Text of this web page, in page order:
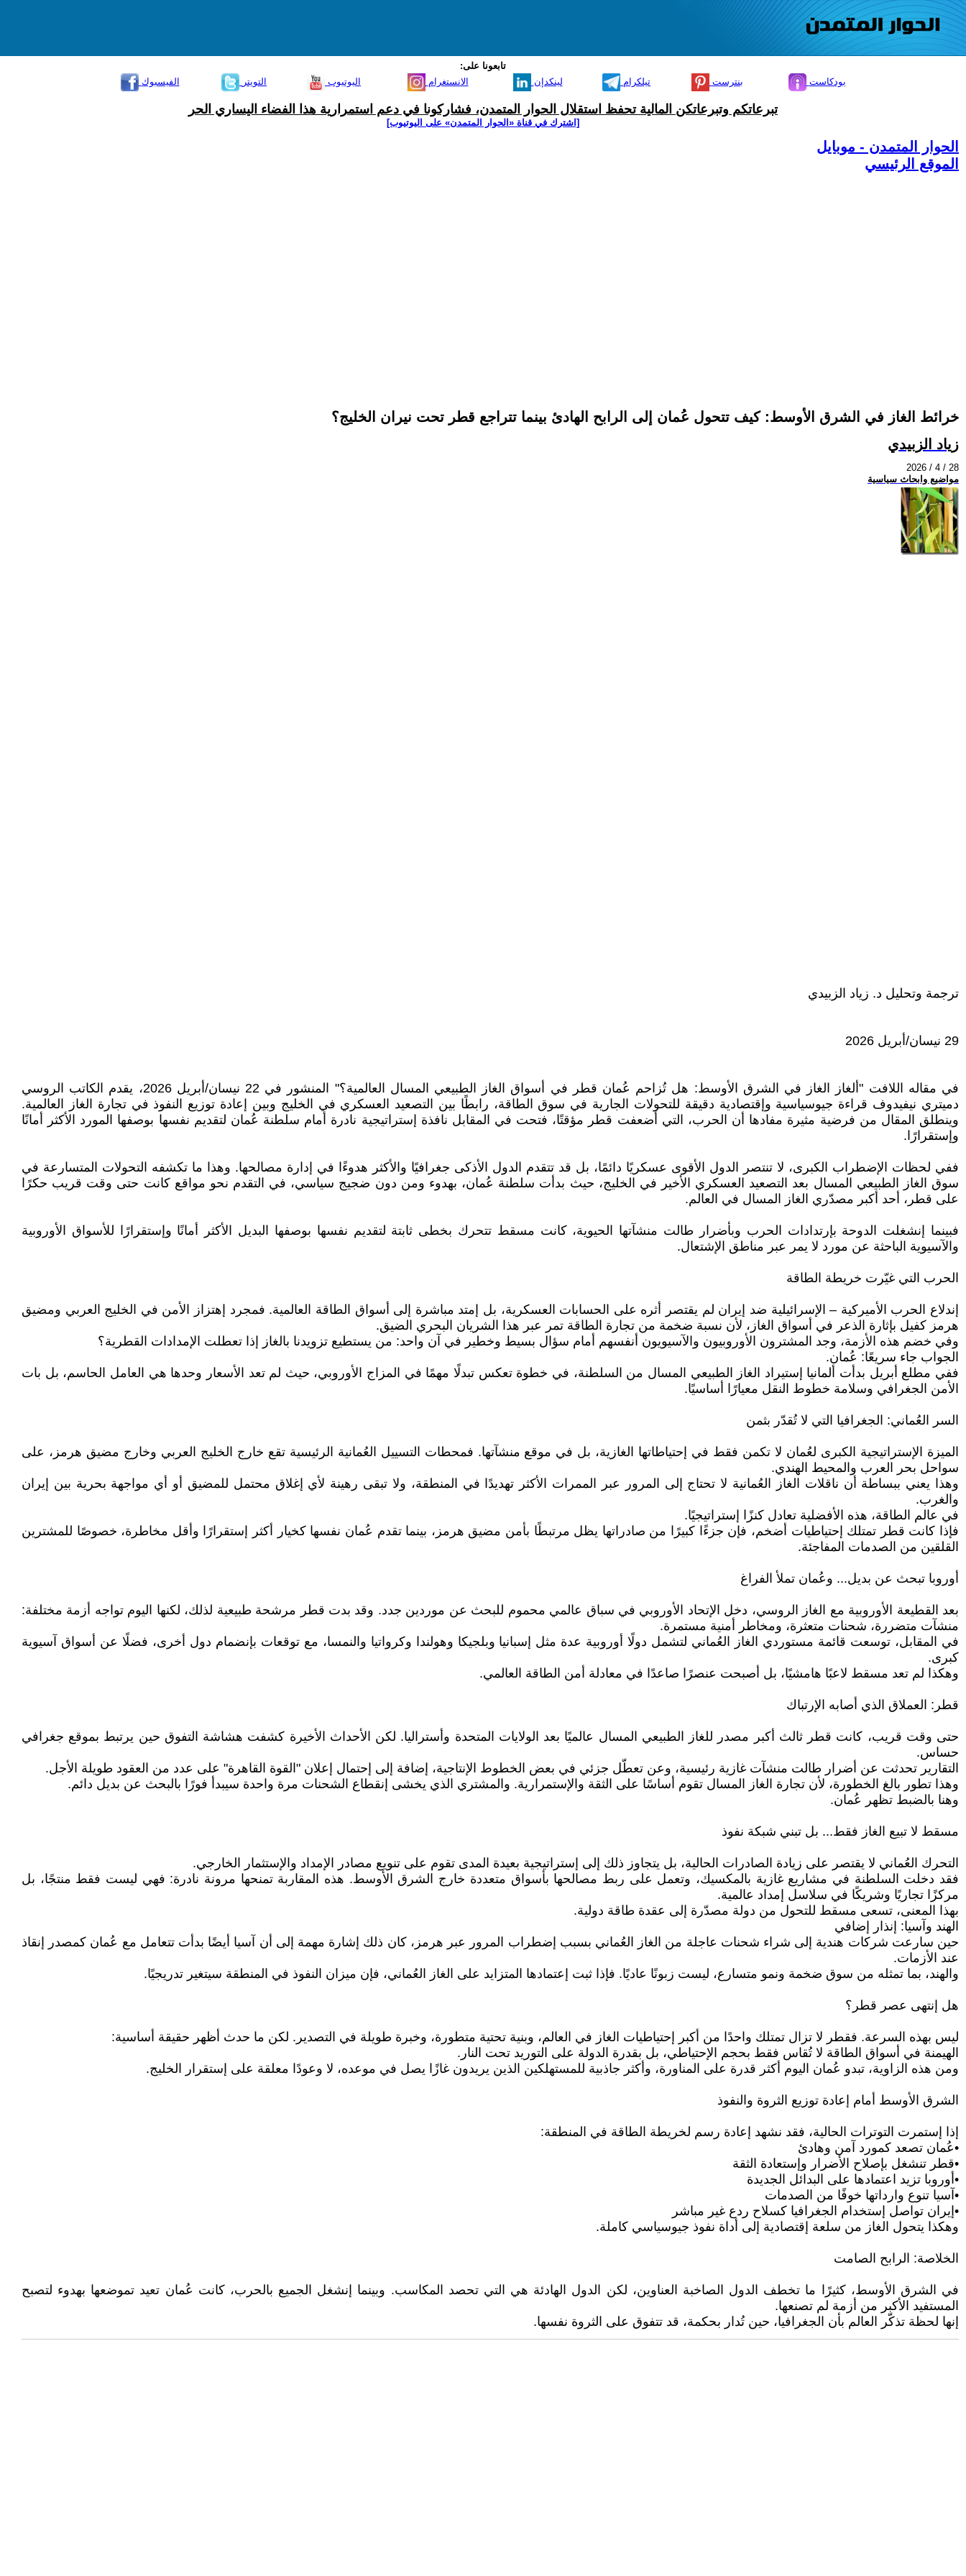
تابعونا على:
الفيسبوك
التويتر اليوتيوب الانستغرام لينكدإن تيلكرام بنترست بودكاست
تبرعاتكم وتبرعاتكن المالية تحفظ استقلال الحوار المتمدن، فشاركونا في دعم استمرارية هذا الفضاء اليساري الحر
[اشترك في قناة ‫«الحوار المتمدن» على اليوتيوب]
الحوار المتمدن - موبايل
الموقع الرئيسي
خرائط الغاز في الشرق الأوسط: كيف تتحول عُمان إلى الرابح الهادئ بينما تتراجع قطر تحت نيران الخليج؟
زياد الزبيدي
2026 / 4 / 28
مواضيع وابحاث سياسية
ترجمة وتحليل د. زياد الزبيدي
29 نيسان/أبريل 2026
في مقاله اللافت "ألغاز الغاز في الشرق الأوسط: هل تُزاحم عُمان قطر في أسواق الغاز الطبيعي المسال العالمية؟" المنشور في 22 نيسان/أبريل 2026، يقدم الكاتب الروسي
دميتري نيفيدوف قراءة جيوسياسية وإقتصادية دقيقة للتحولات الجارية في سوق الطاقة، رابطًا بين التصعيد العسكري في الخليج وبين إعادة توزيع النفوذ في تجارة الغاز العالمية.
وينطلق المقال من فرضية مثيرة مفادها أن الحرب، التي أضعفت قطر مؤقتًا، فتحت في المقابل نافذة إستراتيجية نادرة أمام سلطنة عُمان لتقديم نفسها بوصفها المورد الأكثر أمانًا
وإستقرارًا.
ففي لحظات الإضطراب الكبرى، لا تنتصر الدول الأقوى عسكريًا دائمًا، بل قد تتقدم الدول الأذكى جغرافيًا والأكثر هدوءًا في إدارة مصالحها. وهذا ما تكشفه التحولات المتسارعة في
سوق الغاز الطبيعي المسال بعد التصعيد العسكري الأخير في الخليج، حيث بدأت سلطنة عُمان، بهدوء ومن دون ضجيج سياسي، في التقدم نحو مواقع كانت حتى وقت قريب حكرًا
على قطر، أحد أكبر مصدّري الغاز المسال في العالم.
فبينما إنشغلت الدوحة بإرتدادات الحرب وبأضرار طالت منشآتها الحيوية، كانت مسقط تتحرك بخطى ثابتة لتقديم نفسها بوصفها البديل الأكثر أمانًا وإستقرارًا للأسواق الأوروبية
والآسيوية الباحثة عن مورد لا يمر عبر مناطق الإشتعال.
الحرب التي غيّرت خريطة الطاقة
إندلاع الحرب الأميركية – الإسرائيلية ضد إيران لم يقتصر أثره على الحسابات العسكرية، بل إمتد مباشرة إلى أسواق الطاقة العالمية. فمجرد إهتزاز الأمن في الخليج العربي ومضيق
هرمز كفيل بإثارة الذعر في أسواق الغاز، لأن نسبة ضخمة من تجارة الطاقة تمر عبر هذا الشريان البحري الضيق.
وفي خضم هذه الأزمة، وجد المشترون الأوروبيون والآسيويون أنفسهم أمام سؤال بسيط وخطير في آن واحد: من يستطيع تزويدنا بالغاز إذا تعطلت الإمدادات القطرية؟
الجواب جاء سريعًا: عُمان.
ففي مطلع أبريل بدأت ألمانيا إستيراد الغاز الطبيعي المسال من السلطنة، في خطوة تعكس تبدلًا مهمًا في المزاج الأوروبي، حيث لم تعد الأسعار وحدها هي العامل الحاسم، بل بات
الأمن الجغرافي وسلامة خطوط النقل معيارًا أساسيًا.
السر العُماني: الجغرافيا التي لا تُقدّر بثمن
الميزة الإستراتيجية الكبرى لعُمان لا تكمن فقط في إحتياطاتها الغازية، بل في موقع منشآتها. فمحطات التسييل العُمانية الرئيسية تقع خارج الخليج العربي وخارج مضيق هرمز، على
سواحل بحر العرب والمحيط الهندي.
وهذا يعني ببساطة أن ناقلات الغاز العُمانية لا تحتاج إلى المرور عبر الممرات الأكثر تهديدًا في المنطقة، ولا تبقى رهينة لأي إغلاق محتمل للمضيق أو أي مواجهة بحرية بين إيران
والغرب.
في عالم الطاقة، هذه الأفضلية تعادل كنزًا إستراتيجيًا.
فإذا كانت قطر تمتلك إحتياطيات أضخم، فإن جزءًا كبيرًا من صادراتها يظل مرتبطًا بأمن مضيق هرمز، بينما تقدم عُمان نفسها كخيار أكثر إستقرارًا وأقل مخاطرة، خصوصًا للمشترين
القلقين من الصدمات المفاجئة.
أوروبا تبحث عن بديل... وعُمان تملأ الفراغ
بعد القطيعة الأوروبية مع الغاز الروسي، دخل الإتحاد الأوروبي في سباق عالمي محموم للبحث عن موردين جدد. وقد بدت قطر مرشحة طبيعية لذلك، لكنها اليوم تواجه أزمة مختلفة:
منشآت متضررة، شحنات متعثرة، ومخاطر أمنية مستمرة.
في المقابل، توسعت قائمة مستوردي الغاز العُماني لتشمل دولًا أوروبية عدة مثل إسبانيا وبلجيكا وهولندا وكرواتيا والنمسا، مع توقعات بإنضمام دول أخرى، فضلًا عن أسواق آسيوية
كبرى.
وهكذا لم تعد مسقط لاعبًا هامشيًا، بل أصبحت عنصرًا صاعدًا في معادلة أمن الطاقة العالمي.
قطر: العملاق الذي أصابه الإرتباك
حتى وقت قريب، كانت قطر ثالث أكبر مصدر للغاز الطبيعي المسال عالميًا بعد الولايات المتحدة وأستراليا. لكن الأحداث الأخيرة كشفت هشاشة التفوق حين يرتبط بموقع جغرافي
حساس.
التقارير تحدثت عن أضرار طالت منشآت غازية رئيسية، وعن تعطّل جزئي في بعض الخطوط الإنتاجية، إضافة إلى إحتمال إعلان "القوة القاهرة" على عدد من العقود طويلة الأجل.
وهذا تطور بالغ الخطورة، لأن تجارة الغاز المسال تقوم أساسًا على الثقة والإستمرارية. والمشتري الذي يخشى إنقطاع الشحنات مرة واحدة سيبدأ فورًا بالبحث عن بديل دائم.
وهنا بالضبط تظهر عُمان.
مسقط لا تبيع الغاز فقط... بل تبني شبكة نفوذ
التحرك العُماني لا يقتصر على زيادة الصادرات الحالية، بل يتجاوز ذلك إلى إستراتيجية بعيدة المدى تقوم على تنويع مصادر الإمداد والإستثمار الخارجي.
فقد دخلت السلطنة في مشاريع غازية بالمكسيك، وتعمل على ربط مصالحها بأسواق متعددة خارج الشرق الأوسط. هذه المقاربة تمنحها مرونة نادرة: فهي ليست فقط منتجًا، بل
مركزًا تجاريًا وشريكًا في سلاسل إمداد عالمية.
بهذا المعنى، تسعى مسقط للتحول من دولة مصدّرة إلى عقدة طاقة دولية.
الهند وآسيا: إنذار إضافي
حين سارعت شركات هندية إلى شراء شحنات عاجلة من الغاز العُماني بسبب إضطراب المرور عبر هرمز، كان ذلك إشارة مهمة إلى أن آسيا أيضًا بدأت تتعامل مع عُمان كمصدر إنقاذ
عند الأزمات.
والهند، بما تمثله من سوق ضخمة ونمو متسارع، ليست زبونًا عاديًا. فإذا ثبت إعتمادها المتزايد على الغاز العُماني، فإن ميزان النفوذ في المنطقة سيتغير تدريجيًا.
هل إنتهى عصر قطر؟
ليس بهذه السرعة. فقطر لا تزال تمتلك واحدًا من أكبر إحتياطيات الغاز في العالم، وبنية تحتية متطورة، وخبرة طويلة في التصدير. لكن ما حدث أظهر حقيقة أساسية:
الهيمنة في أسواق الطاقة لا تُقاس فقط بحجم الإحتياطي، بل بقدرة الدولة على التوريد تحت النار.
ومن هذه الزاوية، تبدو عُمان اليوم أكثر قدرة على المناورة، وأكثر جاذبية للمستهلكين الذين يريدون غازًا يصل في موعده، لا وعودًا معلقة على إستقرار الخليج.
الشرق الأوسط أمام إعادة توزيع الثروة والنفوذ
إذا إستمرت التوترات الحالية، فقد نشهد إعادة رسم لخريطة الطاقة في المنطقة:
•عُمان تصعد كمورد آمن وهادئ
•قطر تنشغل بإصلاح الأضرار وإستعادة الثقة
•أوروبا تزيد اعتمادها على البدائل الجديدة
•آسيا تنوع وارداتها خوفًا من الصدمات
•إيران تواصل إستخدام الجغرافيا كسلاح ردع غير مباشر
وهكذا يتحول الغاز من سلعة إقتصادية إلى أداة نفوذ جيوسياسي كاملة.
الخلاصة: الرابح الصامت
في الشرق الأوسط، كثيرًا ما تخطف الدول الصاخبة العناوين، لكن الدول الهادئة هي التي تحصد المكاسب. وبينما إنشغل الجميع بالحرب، كانت عُمان تعيد تموضعها بهدوء لتصبح
المستفيد الأكبر من أزمة لم تصنعها.
إنها لحظة تذكّر العالم بأن الجغرافيا، حين تُدار بحكمة، قد تتفوق على الثروة نفسها.